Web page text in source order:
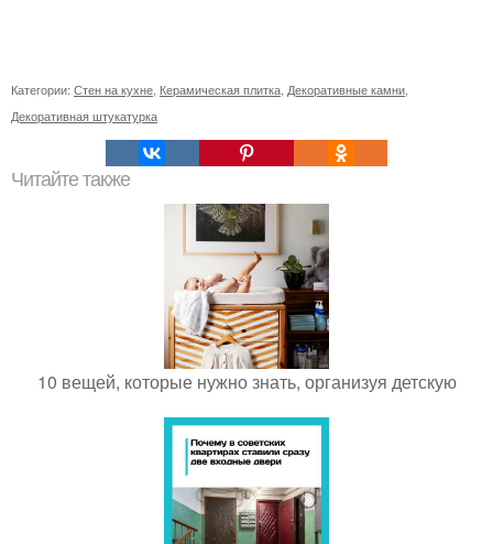
Категории: Стен на кухне Керамическая плитка Декоративные камни
Декоративная штукатурка
Читайте также
10 вещей, которые нужно знать, организуя детскую